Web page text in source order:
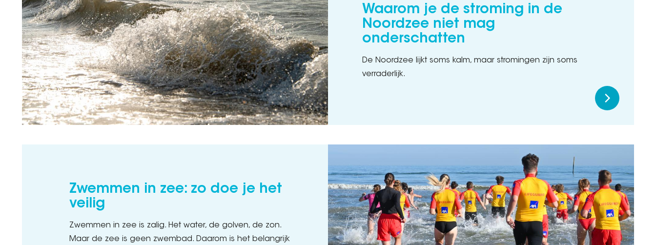
Waarom je de stroming in de
Noordzee niet mag
onderschatten
De Noordzee lijkt soms kalm, maar stromingen zijn soms
verraderlijk.
Zwemmen in zee: zo doe je het
veilig
Zwemmen in zee is zalig. Het water, de golven, de zon.
Maar de zee is geen zwembad. Daarom is het belangrijk